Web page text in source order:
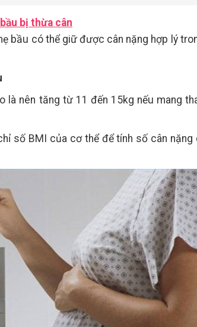
bị thừa cân
bầu có thể giữ được cân nặng hợp lý
là nên tăng từ 11 đến 15kg nếu mang
số BMI của cơ thể để tính số cân nặng